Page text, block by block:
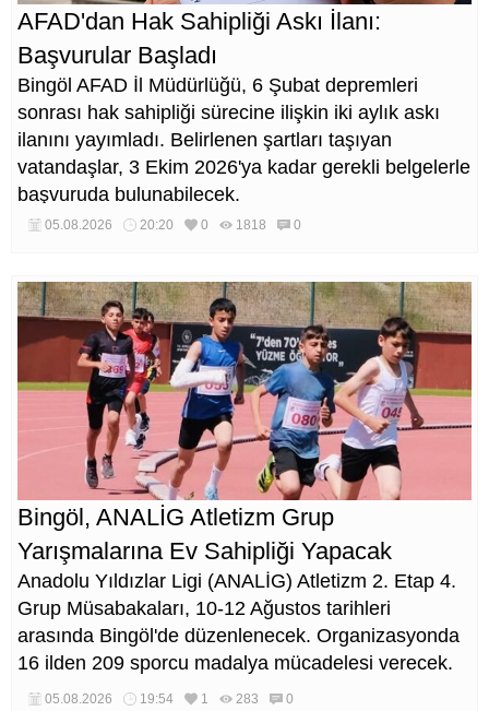
AFAD'dan Hak Sahipliği Askı İlanı:
Başvurular Başladı
Bingöl AFAD İl Müdürlüğü, 6 Şubat depremleri
sonrası hak sahipliği sürecine ilişkin iki aylık askı
ilanını yayımladı. Belirlenen şartları taşıyan
vatandaşlar, 3 Ekim 2026'ya kadar gerekli belgelerle
başvuruda bulunabilecek.
05.08.2026 20:20 0 1818 0
Bingöl, ANALİG Atletizm Grup
Yarışmalarına Ev Sahipliği Yapacak
Anadolu Yıldızlar Ligi (ANALİG) Atletizm 2. Etap 4.
Grup Müsabakaları, 10-12 Ağustos tarihleri
arasında Bingöl'de düzenlenecek. Organizasyonda
16 ilden 209 sporcu madalya mücadelesi verecek.
05.08.2026 19:54 1 283 0